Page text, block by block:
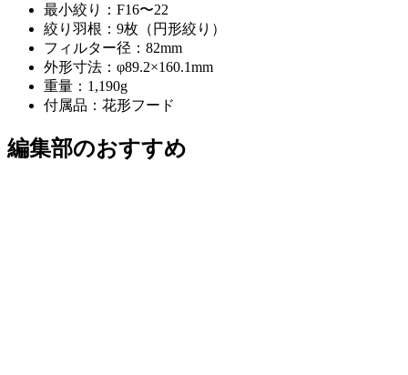
最小絞り：F16〜22
絞り羽根：9枚（円形絞り）
フィルター径：82mm
外形寸法：φ89.2×160.1mm
重量：1,190g
付属品：花形フード
編集部のおすすめ